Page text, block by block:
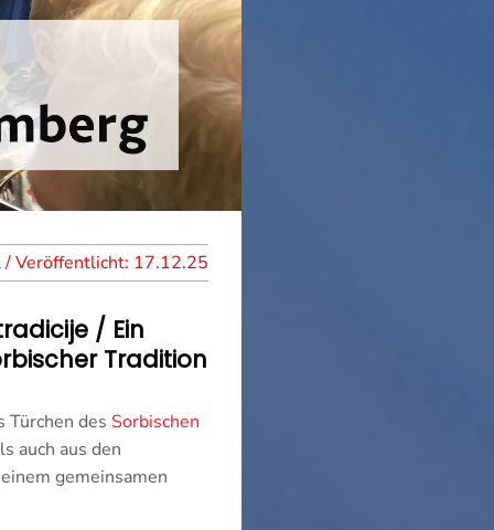
17.12.25
/ Ein
Tradition
Türchen des Sorbischen
auch aus den
gemeinsamen